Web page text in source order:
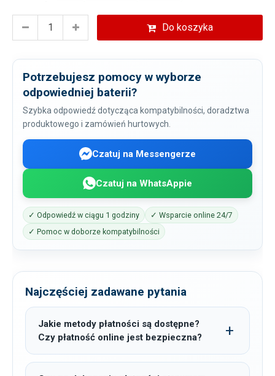
Do koszyka
Potrzebujesz pomocy w wyborze
odpowiedniej baterii?
Szybka odpowiedź dotycząca kompatybilności, doradztwa
produktowego i zamówień hurtowych.
Czatuj na Messengerze
Czatuj na WhatsAppie
✓ Odpowiedź w ciągu 1 godziny
✓ Wsparcie online 24/7
✓ Pomoc w doborze kompatybilności
Najczęściej zadawane pytania
Jakie metody płatności są dostępne?
Czy płatność online jest bezpieczna?